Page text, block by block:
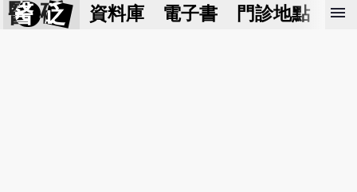
醫 砭 資料庫 電子書 門診地點 預
menu